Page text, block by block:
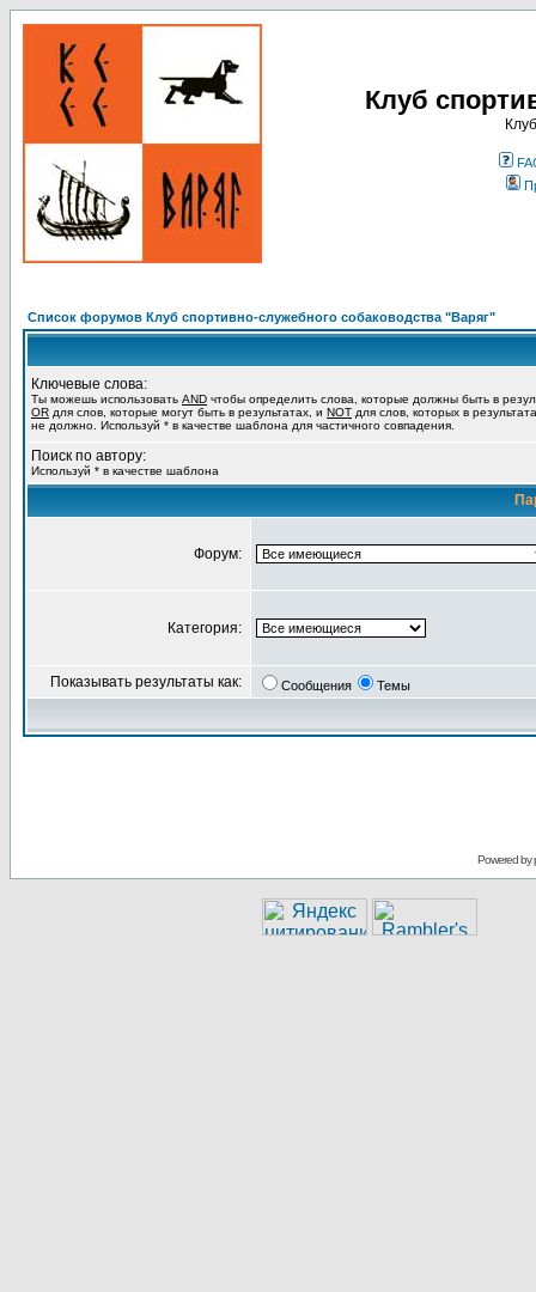
Клуб
Список форумов Клуб спортивно-служебного собаководства "Варяг"
Ключевые слова:
Ты можешь использовать AND чтобы определить слова, которые должны быть в
OR для слов, которые могут быть в результатах, и NOT для слов, которых в
не должно. Используй * в качестве шаблона для частичного совпадения.
Поиск по автору:
Используй * в качестве шаблона
Форум:
Категория:
Показывать результаты как: Сообщения Темы
Powered by